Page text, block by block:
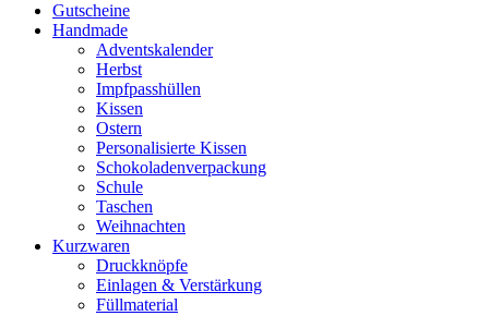
Gutscheine
Handmade
Adventskalender
Herbst
Impfpasshüllen
Kissen
Ostern
Personalisierte Kissen
Schokoladenverpackung
Schule
Taschen
Weihnachten
Kurzwaren
Druckknöpfe
Einlagen & Verstärkung
Füllmaterial